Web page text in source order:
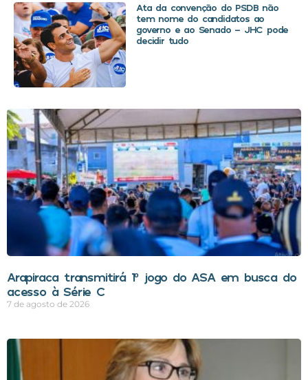
Ata da convenção do PSDB não
tem nome do candidatos ao
governo e ao Senado – JHC pode
decidir tudo
Arapiraca transmitirá 1º jogo do ASA em busca do
acesso à Série C
7 de agosto de 2026